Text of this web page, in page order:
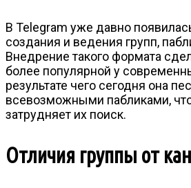
В Telegram уже давно
создания и ведения групп,
Внедрение такого формата
более популярной у
результате чего сегодня она
всевозможными пабликами,
затрудняет их поиск.
Отличия группы от